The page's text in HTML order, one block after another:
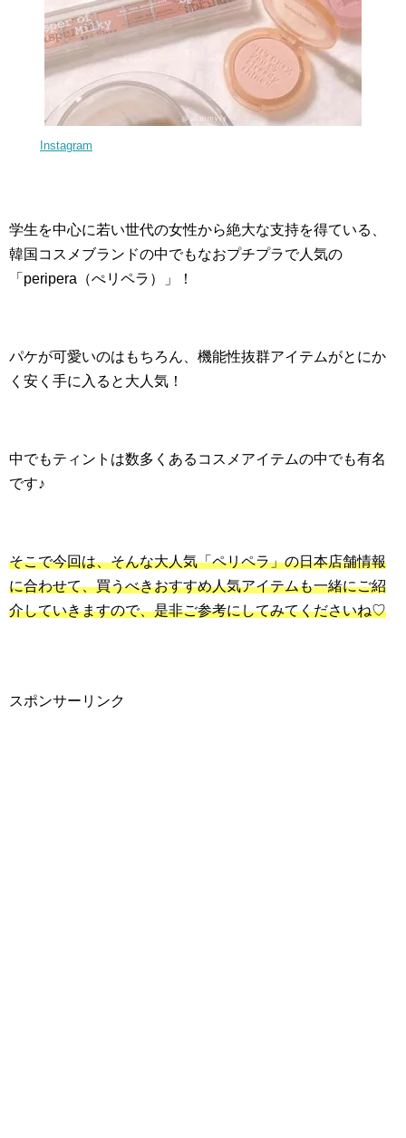
Instagram
学生を中心に若い世代の女性から絶大な支持を得ている、
韓国コスメブランドの中でもなおプチプラで人気の
「peripera（ぺリペラ）」！
パケが可愛いのはもちろん、機能性抜群アイテムがとにか
く安く手に入ると大人気！
中でもティントは数多くあるコスメアイテムの中でも有名
です♪
そこで今回は、そんな大人気「ペリペラ」の日本店舗情報
に合わせて、買うべきおすすめ人気アイテムも一緒にご紹
介していきますので、是非ご参考にしてみてくださいね♡
スポンサーリンク